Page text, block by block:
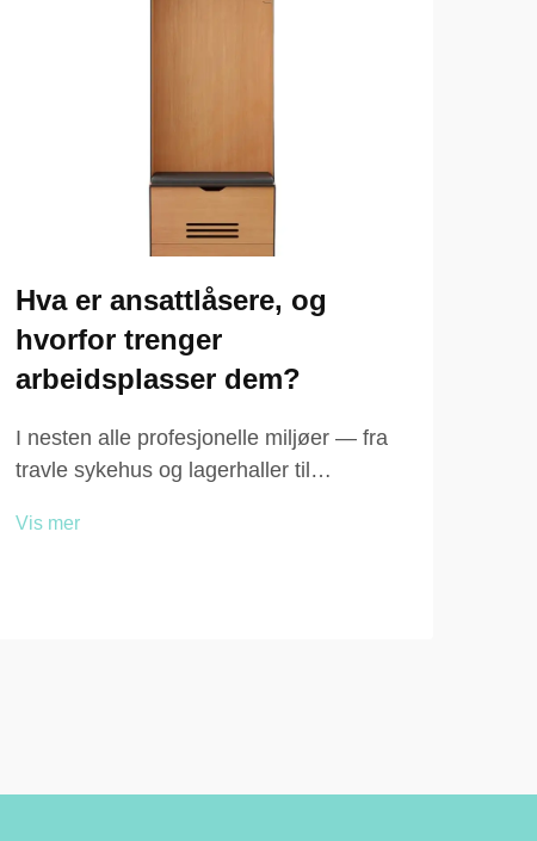
Hva er ansattlåsere, og
hvorfor trenger
arbeidsplasser dem?
I nesten alle profesjonelle miljøer — fra
travle sykehus og lagerhaller til
spørsmålet om hvor ansatte kan lagre
Vis mer